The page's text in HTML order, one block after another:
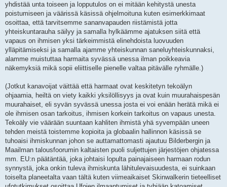
yhdistää unta toiseen ja lopputulos on ei mitään kehitystä unesta
poistumiseen ja väärissä käsissä ohjelmoituna kuten esimerkkimaat
osoittaa, että tarvitsemme sananvapauden riistämistä jotta
yhteiskuntarauha säilyy ja samalla hylkäämme ajatuksen siitä että
vapaus on ihmisen yksi tärkeimmistä elinehdoista luovuuden
ylläpitämiseksi ja samalla ajamme yhteiskunnan saneluyhteiskunnaksi,
alamme muistuttaa harmaita syvässä unessa ilman poikkeavia
näkemyksiä mikä sopii eliittiselle pienelle valtaa pitävälle ryhmälle.)
(Jotkut kanavoijat väittää että harmaat ovat keskitetyn tekoälyn
ohjaamia, heiltä on viety kaikki yksilöllisyys ja ovat kuin muurahaispesän
muurahaiset, eli syvän syvässä unessa josta ei voi enään herätä mikä ei
ole ihmisen osan tarkoitus, ihmisen korkein tarkoitus on vapaus unesta.
Tekoäly vie väärään suuntaan kahliten ihmistä yhä syvempään uneen
tehden meistä toistemme kopioita ja globaalin hallinnon käsissä se
tuhoaisi ihmiskunnan johon se auttamattomasti ajautuu Bilderbergin ja
Maailman talousfoorumin kaltaisten puoli suljettujen järjestöjen ohjatessa
mm. EU:n päätäntää, joka johtaisi lopulta painajaiseen harmaan rodun
synnystä, joka onkin tuleva ihmiskunta lähitulevaisuudesta, ei suinkaan
toiselta planeetalta vaan tältä kuten viimeaikaiset Skinwalkerin tieteelliset